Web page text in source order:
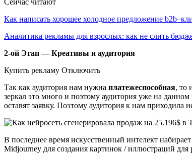
Сейчас читают
Как написать хорошее холодное предложение
Аналитика рекламы для взрослых: как не слить
2-ой Этап — Креативы и аудитория
Купить рекламу Отключить
Так как аудитория нам нужна платежеспособная, то
зеркал это много и поэтому аудитория уже на
оставят заявку. Поэтому аудитория к нам
В последнее время искусственный интелект
Midjourney для создания картинок / иллюстраций